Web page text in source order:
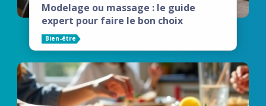
Modelage ou massage : le guide
expert pour faire le bon choix
Bien-être